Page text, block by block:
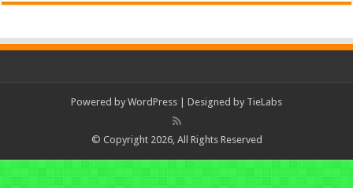
Powered by WordPress | Designed by TieLabs
© Copyright 2026, All Rights Reserved